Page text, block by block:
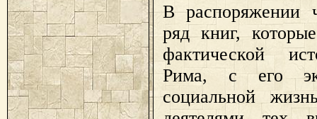
В распоряжении
ряд книг,
фактической
Рима, с его
социальной